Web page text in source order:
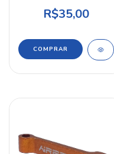
R$35,00